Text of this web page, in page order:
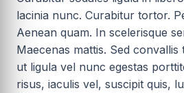
lacinia nunc. Curabitur tortor.
Aenean quam. In scelerisque
Maecenas mattis. Sed convallis
ut ligula vel nunc egestas
risus, iaculis vel, suscipit quis,